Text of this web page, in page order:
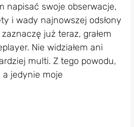
napisać swoje obserwacje,
i wady najnowszej odsłony
już teraz, grałem
Nie widziałem ani
multi. Z tego powodu,
jedynie moje